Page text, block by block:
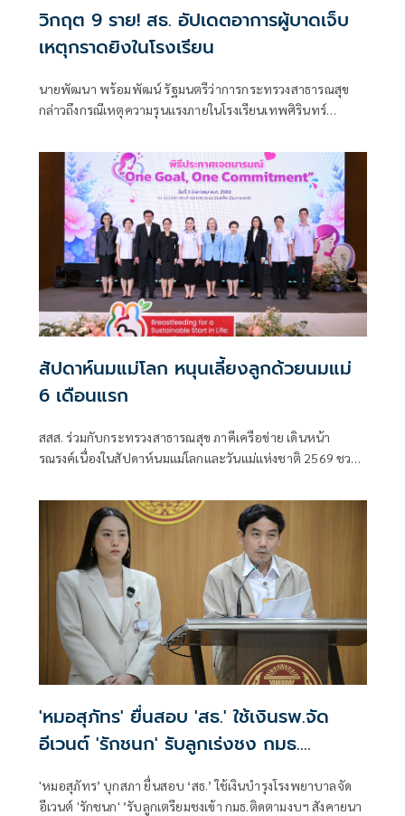
วิกฤต 9 ราย! สธ. อัปเดตอาการผู้บาดเจ็บ
เหตุกราดยิงในโรงเรียน
นายพัฒนา พร้อมพัฒน์ รัฐมนตรีว่าการกระทรวงสาธารณสุข
กล่าวถึงกรณีเหตุความรุนแรงภายในโรงเรียนเทพศิรินทร์
สถานการณ์ และได้มอบหมายให้โรงพยาบาลในสังกัดกระทรวง
สาธารณสุขพื้นที่โดยรอบให้การดูแลผู้บาดเจ็บอย่างดีที่สุด โดย
เน้นย้ำให้ติดตามอาการผู้ป่วยอาการหนักอย่างใกล้ชิด
สัปดาห์นมแม่โลก หนุนเลี้ยงลูกด้วยนมแม่
6 เดือนแรก
สสส. ร่วมกับกระทรวงสาธารณสุข ภาคีเครือข่าย เดินหน้า
รณรงค์เนื่องในสัปดาห์นมแม่โลกและวันแม่แห่งชาติ 2569 ชวน
แรกเพื่อสร้างรากฐานเด็กไทย
'หมอสุภัทร' ยื่นสอบ 'สธ.' ใช้เงินรพ.จัด
อีเวนต์ 'รักชนก' รับลูกเร่งชง กมธ.
'หมอสุภัทร’ บุกสภา ยื่นสอบ ‘สธ.’ ใช้เงินบำรุงโรงพยาบาลจัด
อีเวนต์ 'รักชนก' ’รับลูกเตรียมชงเข้า กมธ.ติดตามงบฯ สังคายนา